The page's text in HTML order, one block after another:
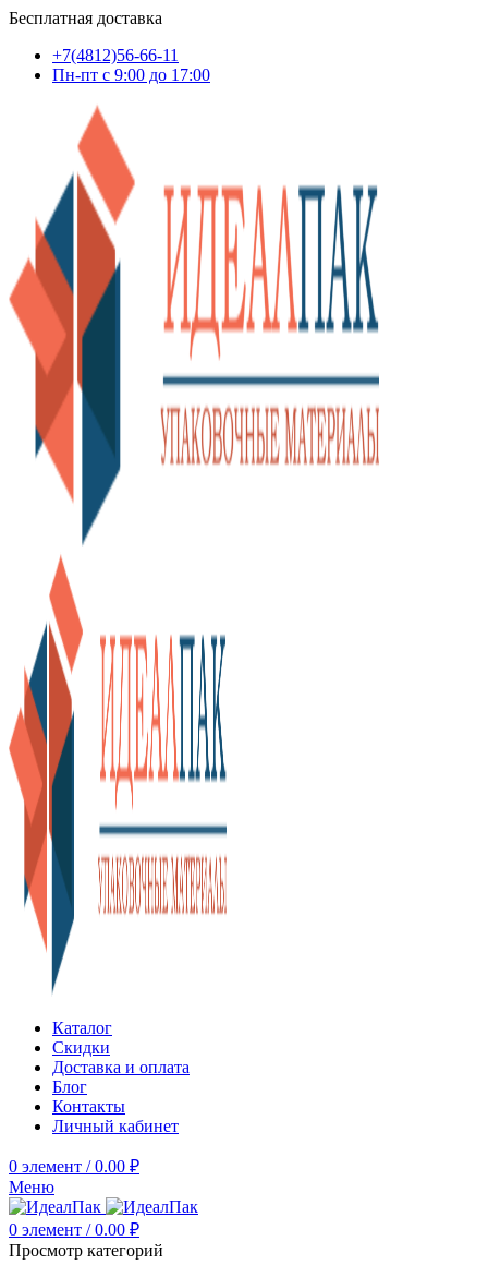
Бесплатная доставка
+7(4812)56-66-11
Пн-пт c 9:00 до 17:00
Каталог
Скидки
Доставка и оплата
Блог
Контакты
Личный кабинет
0 элемент / 0.00 ₽
Меню
0 элемент / 0.00 ₽
Просмотр категорий